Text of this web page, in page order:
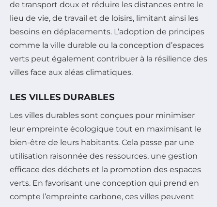
de transport doux et réduire les distances entre le
lieu de vie, de travail et de loisirs, limitant ainsi les
besoins en déplacements. L’adoption de principes
comme la ville durable ou la conception d’espaces
verts peut également contribuer à la résilience des
villes face aux aléas climatiques.
LES VILLES DURABLES
Les villes durables sont conçues pour minimiser
leur empreinte écologique tout en maximisant le
bien-être de leurs habitants. Cela passe par une
utilisation raisonnée des ressources, une gestion
efficace des déchets et la promotion des espaces
verts. En favorisant une conception qui prend en
compte l’empreinte carbone, ces villes peuvent